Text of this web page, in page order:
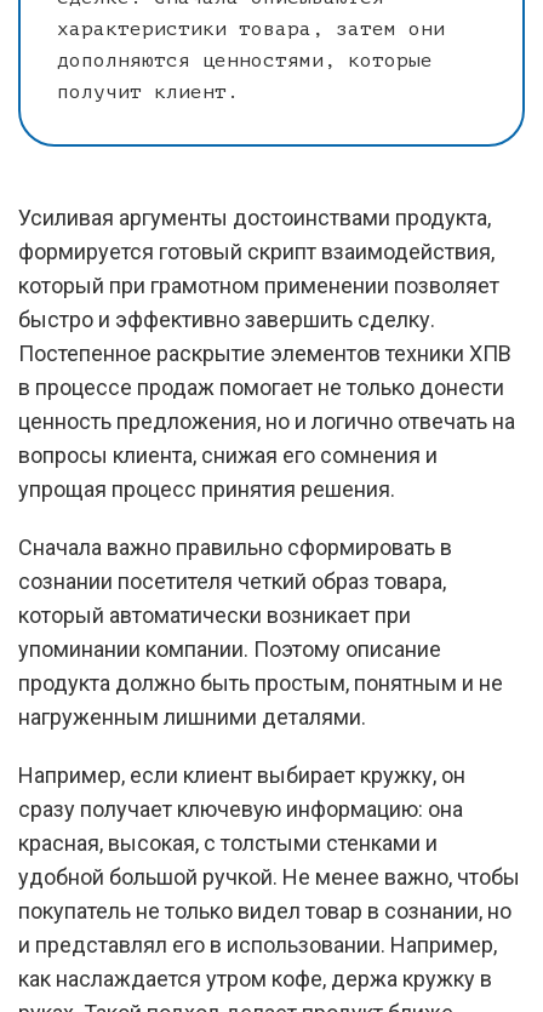
характеристики товара, затем они
дополняются ценностями, которые
получит клиент.
Усиливая аргументы достоинствами продукта,
формируется готовый скрипт взаимодействия,
который при грамотном применении позволяет
быстро и эффективно завершить сделку.
Постепенное раскрытие элементов техники ХПВ
в процессе продаж помогает не только донести
ценность предложения, но и логично отвечать на
вопросы клиента, снижая его сомнения и
упрощая процесс принятия решения.
Сначала важно правильно сформировать в
сознании посетителя четкий образ товара,
который автоматически возникает при
упоминании компании. Поэтому описание
продукта должно быть простым, понятным и не
нагруженным лишними деталями.
Например, если клиент выбирает кружку, он
сразу получает ключевую информацию: она
красная, высокая, с толстыми стенками и
удобной большой ручкой. Не менее важно, чтобы
покупатель не только видел товар в сознании, но
и представлял его в использовании. Например,
как наслаждается утром кофе, держа кружку в